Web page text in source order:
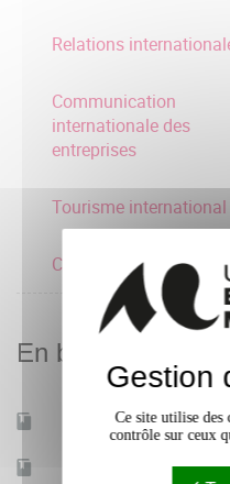
Relations
Communication
internationale des
entreprises
Tourisme international
Commerce
En bref
Mobilité d'études
Accessible à distance
Gestion
Ce site utilise des
contrôle sur ceux